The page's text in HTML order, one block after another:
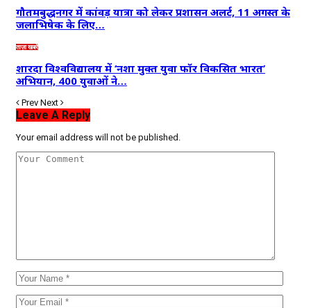
गौतमबुद्धनगर में कांवड़ यात्रा को लेकर प्रशासन अलर्ट, 11 अगस्त के
जलाभिषेक के लिए…
ताज़ा खबरें
शारदा विश्वविद्यालय में ‘नशा मुक्त युवा फॉर विकसित भारत’
अभियान, 400 युवाओं ने…
Prev Next
Leave A Reply
Your email address will not be published.